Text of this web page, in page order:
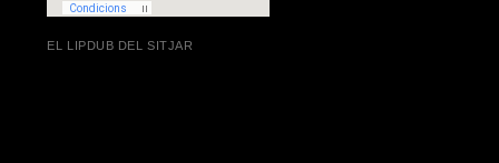
EL LIPDUB DEL SITJAR